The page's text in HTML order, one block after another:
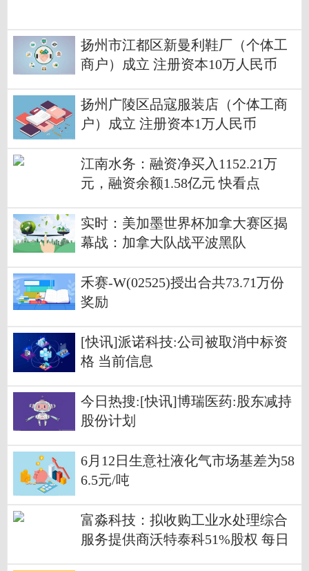
扬州市江都区新曼利鞋厂（个体工
商户）成立 注册资本10万人民币
扬州广陵区品寇服装店（个体工商
户）成立 注册资本1万人民币
江南水务：融资净买入1152.21万
元，融资余额1.58亿元 快看点
实时：美加墨世界杯加拿大赛区揭
幕战：加拿大队战平波黑队
禾赛-W(02525)授出合共73.71万份
奖励
[快讯]派诺科技:公司被取消中标资
格 当前信息
今日热搜:[快讯]博瑞医药:股东减持
股份计划
6月12日生意社液化气市场基差为58
6.5元/吨
富淼科技：拟收购工业水处理综合
服务提供商沃特泰科51%股权 每日